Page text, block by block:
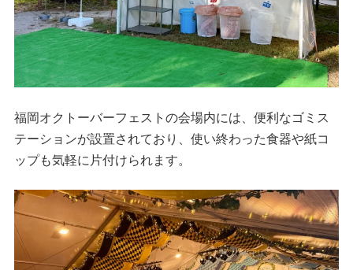
福岡オクトーバーフェストの会場内には、便利なゴミス
テーションが設置されており、使い終わった食器や紙コ
ップも気軽に片付けられます。